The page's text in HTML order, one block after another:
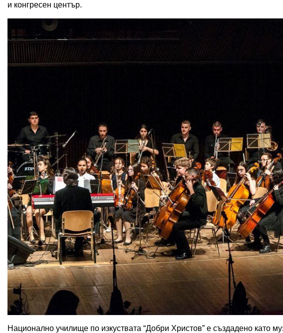
и конгресен център.
Национално училище по изкуствата “Добри Христов” е създадено като